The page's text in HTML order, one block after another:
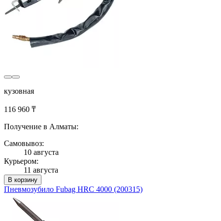
кузовная
116 960 ₸
Получение в Алматы:
Самовывоз:
10 августа
Курьером:
11 августа
В корзину
Пневмозубило Fubag HRС 4000 (200315)